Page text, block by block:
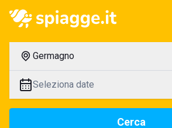
Germagno
Seleziona date
Cerca